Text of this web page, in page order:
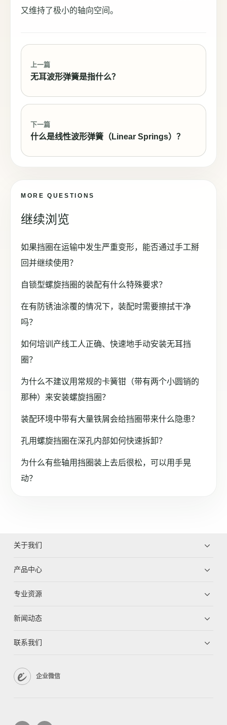
又维持了极小的轴向空间。
上一篇
无耳波形弹簧是指什么？
下一篇
什么是线性波形弹簧（Linear Springs）？
MORE QUESTIONS
继续浏览
如果挡圈在运输中发生严重变形，能否通过手工掰
回并继续使用？
自锁型螺旋挡圈的装配有什么特殊要求？
在有防锈油涂覆的情况下，装配时需要擦拭干净
吗？
如何培训产线工人正确、快速地手动安装无耳挡
圈？
为什么不建议用常规的卡簧钳（带有两个小圆销的
那种）来安装螺旋挡圈？
装配环境中带有大量铁屑会给挡圈带来什么隐患？
孔用螺旋挡圈在深孔内部如何快速拆卸？
为什么有些轴用挡圈装上去后很松，可以用手晃
动？
关于我们
产品中心
专业资源
新闻动态
联系我们
企业微信